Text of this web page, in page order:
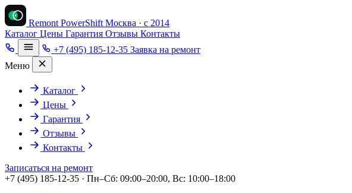
Remont PowerShift Москва · с 2014
Каталог Цены Гарантия Отзывы Контакты
+7 (495) 185-12-35 Заявка на ремонт
Меню
Каталог
Цены
Гарантия
Отзывы
Контакты
Записаться на ремонт
+7 (495) 185-12-35 · Пн–Сб: 09:00–20:00, Вс: 10:00–18:00